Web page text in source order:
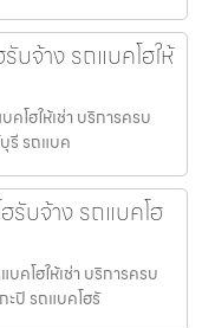
บจ้าง รถแบคโฮให้
โฮให้เช่า บริการครบ
รี รถแบค
รับจ้าง รถแบคโฮ
คโฮให้เช่า บริการครบ
ะปิ รถแบคโฮรั